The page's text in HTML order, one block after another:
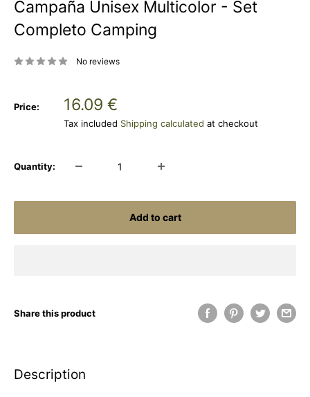
Campaña Unisex Multicolor - Set
Completo Camping
No reviews
Price:
Sale
price
16.09 €
Tax included Shipping calculated at checkout
Quantity:
Add to cart
Share this product
Description